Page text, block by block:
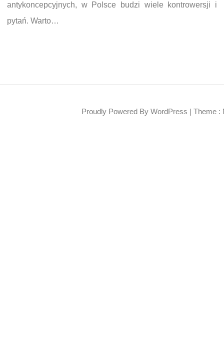
antykoncepcyjnych, w Polsce budzi wiele kontrowersji i
pytań. Warto…
Proudly Powered By WordPress | Theme :